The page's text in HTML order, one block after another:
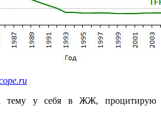
тему у себя в ЖЖ, процитирую